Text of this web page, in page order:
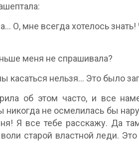
О, мне всегда хотелось
меня не спрашивала?
касаться нельзя... Это было
об этом часто, и все
не осмелилась бы
Я все тебе расскажу. Да
старой властной леди.